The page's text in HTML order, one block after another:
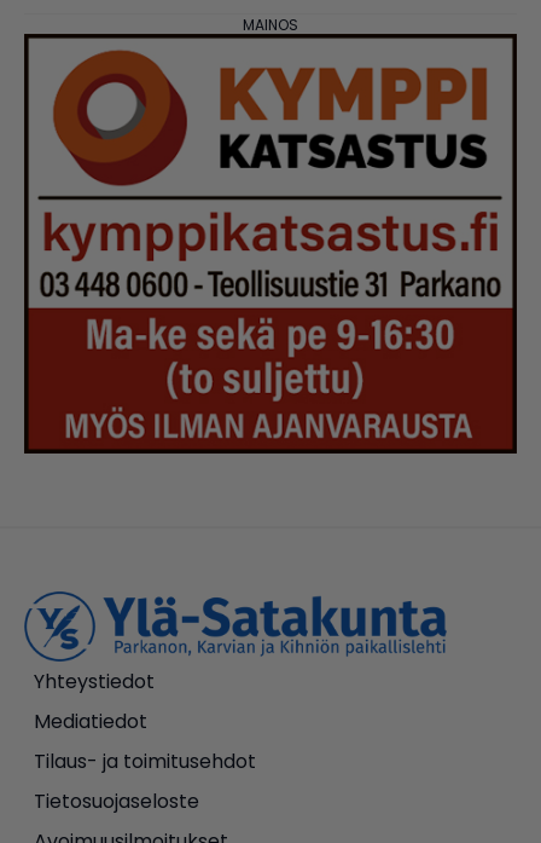
Yhteystiedot
Mediatiedot
Tilaus- ja toimitusehdot
Tietosuojaseloste